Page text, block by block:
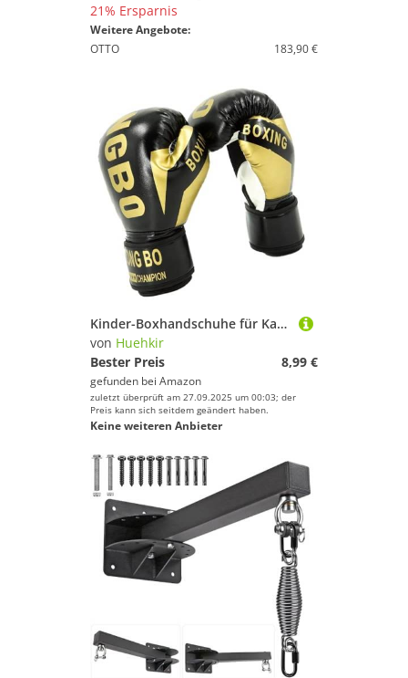
21% Ersparnis
Weitere Angebote:
OTTO
183,90 €
Kinder-Boxhandschuhe für Kampfsport, Boxhandschuhe Kind Jungens Mädchen, Kinder Boxhandschuhe für Muay Thai, MMA Kickboxen Sandsack Boxsack Kampfsport, Box Handschuhe für Kinder von 3-10 Jahre
von Huehkir
Bester Preis
8,99 €
gefunden bei Amazon
zuletzt überprüft am 27.09.2025 um 00:03; der
Preis kann sich seitdem geändert haben.
Keine weiteren Anbieter